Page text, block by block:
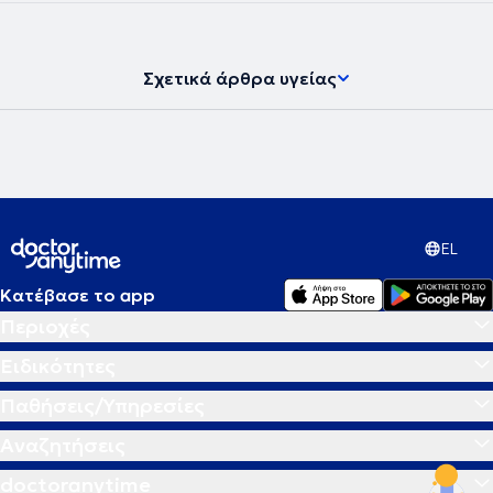
Σχετικά άρθρα υγείας
EL
Κατέβασε το app